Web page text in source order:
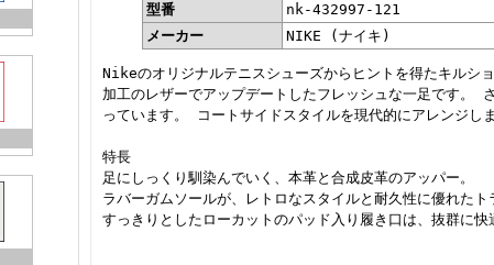
型番
nk-432997-121
メーカー
NIKE (ナイキ)
Nikeのオリジナルテニスシューズからヒントを得たキルシ
加工のレザーでアップデートしたフレッシュな一足です。
っています。 コートサイドスタイルを現代的にアレンジしま
特長
足にしっくり馴染んでいく、本革と合成皮革のアッパー。
ラバーガムソールが、レトロなスタイルと耐久性に優れたト
すっきりとしたローカットのパッド入り履き口は、抜群に快